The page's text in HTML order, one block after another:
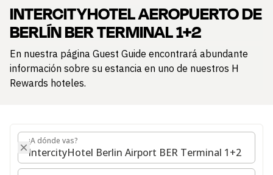
INTERCITYHOTEL AEROPUERTO DE
BERLÍN BER TERMINAL 1+2
En nuestra página Guest Guide encontrará abundante
información sobre su estancia en uno de nuestros H
Rewards hoteles.
¿A dónde vas?
¿A dónde vas?